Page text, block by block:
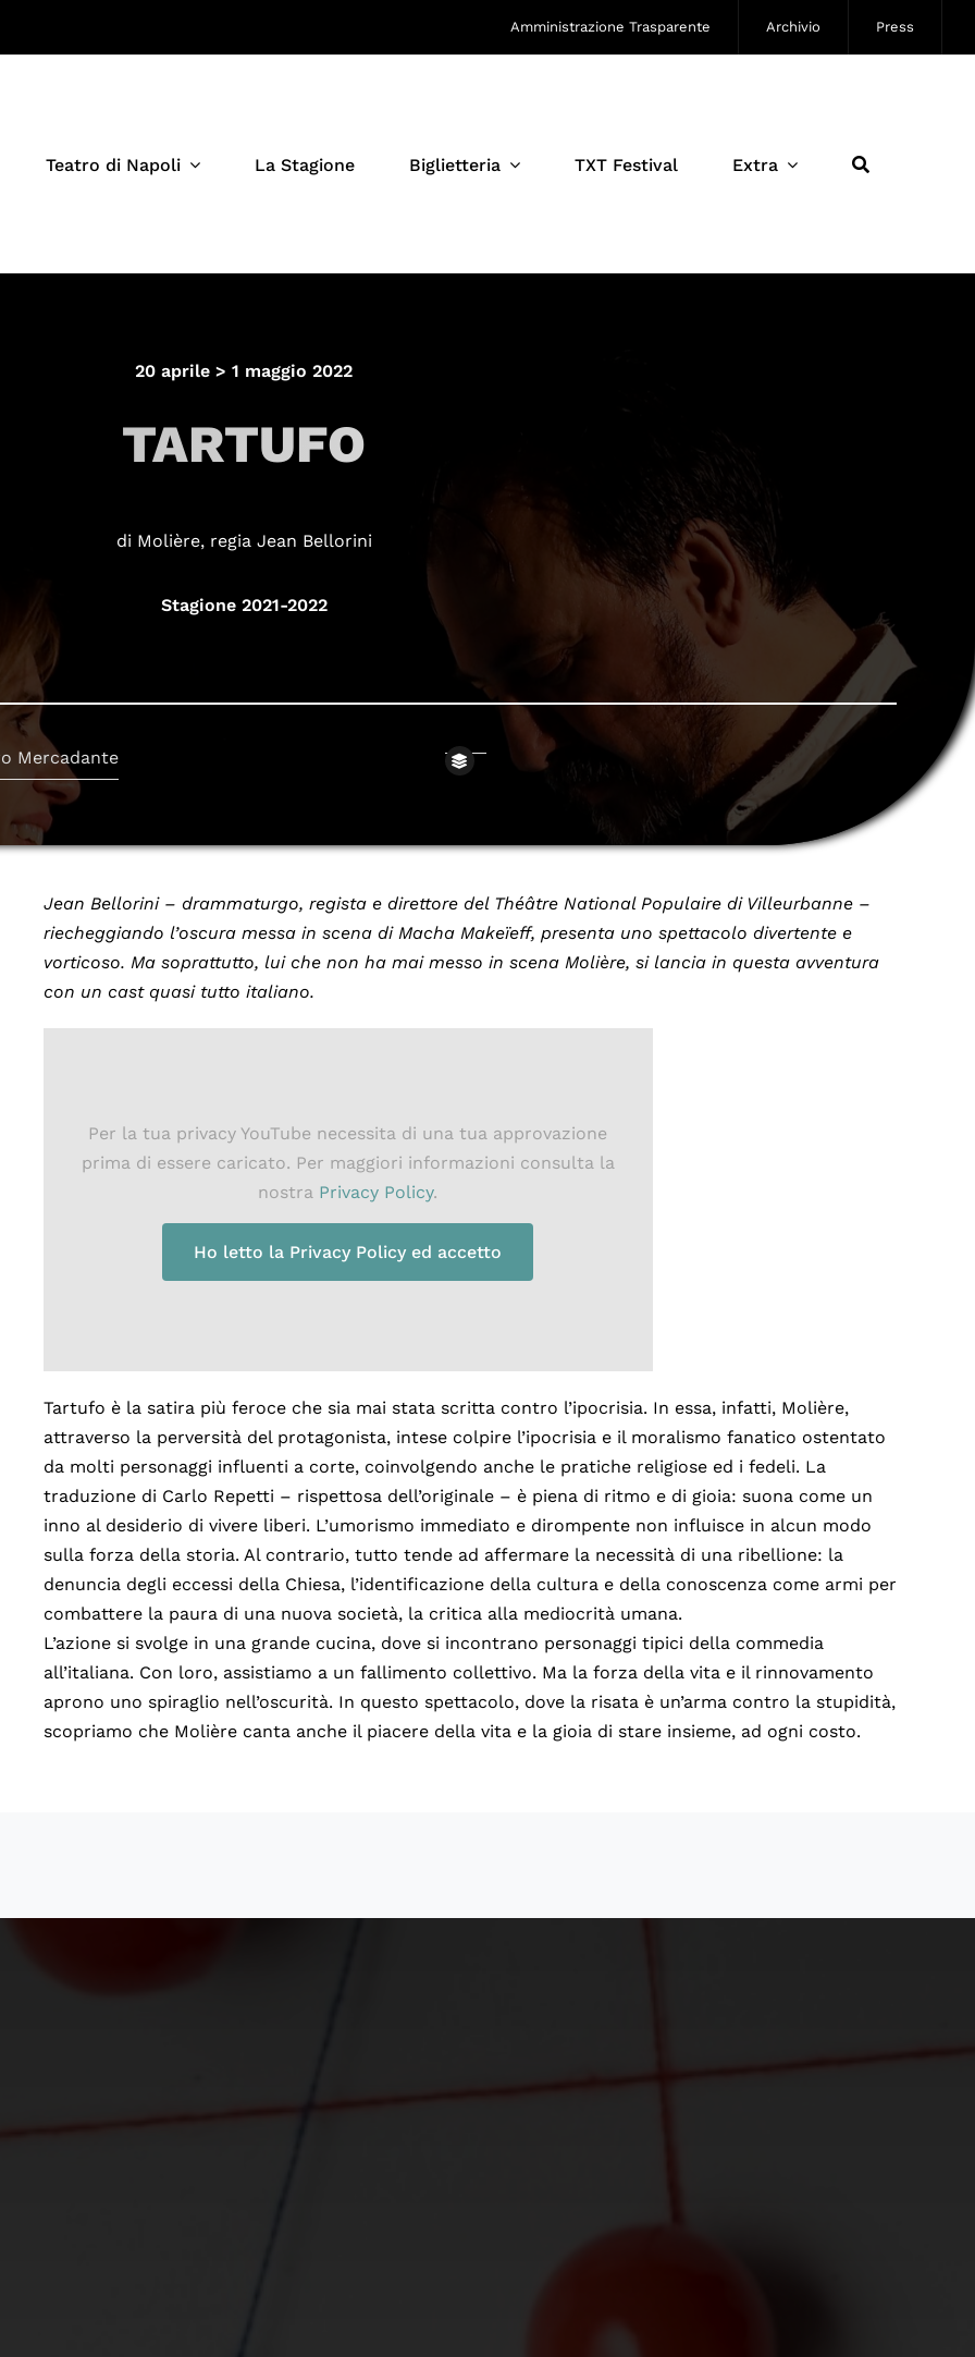
Amministrazione Trasparente Archivio Press
Teatro di Napoli La Stagione Biglietteria TXT Festival Extra
20 aprile > 1 maggio 2022
TARTUFO
di Molière, regia Jean Bellorini
Stagione 2021-2022
Mercadante
Jean Bellorini – drammaturgo, regista e direttore del Théâtre National Populaire di Villeurbanne –
riecheggiando l’oscura messa in scena di Macha Makeïeff, presenta uno spettacolo divertente e
vorticoso. Ma soprattutto, lui che non ha mai messo in scena Molière, si lancia in questa avventura
con un cast quasi tutto italiano.
Per la tua privacy YouTube necessita di una tua approvazione
prima di essere caricato. Per maggiori informazioni consulta la
nostra Privacy Policy.
Ho letto la Privacy Policy ed accetto
Tartufo è la satira più feroce che sia mai stata scritta contro l’ipocrisia. In essa, infatti, Molière,
attraverso la perversità del protagonista, intese colpire l’ipocrisia e il moralismo fanatico ostentato
da molti personaggi influenti a corte, coinvolgendo anche le pratiche religiose ed i fedeli. La
traduzione di Carlo Repetti – rispettosa dell’originale – è piena di ritmo e di gioia: suona come un
inno al desiderio di vivere liberi. L’umorismo immediato e dirompente non influisce in alcun modo
sulla forza della storia. Al contrario, tutto tende ad affermare la necessità di una ribellione: la
denuncia degli eccessi della Chiesa, l’identificazione della cultura e della conoscenza come armi per
combattere la paura di una nuova società, la critica alla mediocrità umana.
L’azione si svolge in una grande cucina, dove si incontrano personaggi tipici della commedia
all’italiana. Con loro, assistiamo a un fallimento collettivo. Ma la forza della vita e il rinnovamento
aprono uno spiraglio nell’oscurità. In questo spettacolo, dove la risata è un’arma contro la stupidità,
scopriamo che Molière canta anche il piacere della vita e la gioia di stare insieme, ad ogni costo.